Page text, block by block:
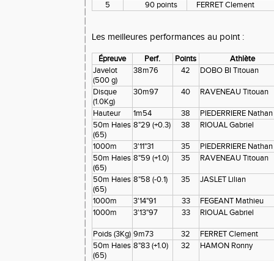
5 90 points FERRET Clement
Les meilleures performances au point :
Épreuve Perf. Points
Athlète
Javelot
(500 g)
38m76 42 DOBO BI Titouan
Disque
(1.0Kg)
30m97 40 RAVENEAU Titouan
Hauteur 1m54 38
PIEDERRIERE Nathan
50m Haies
(65)
8"29 (+0.3) 38 RIOUAL Gabriel
1000m 3'11"31 35
PIEDERRIERE Nathan
50m Haies
(65)
8"59 (+1.0) 35 RAVENEAU Titouan
50m Haies
(65)
8"58 (-0.1) 35 JASLET Lilian
1000m 3'14"91 33
FEGEANT Mathieu
1000m
3'13"97 33 RIOUAL Gabriel
Poids (3Kg) 9m73 32
FERRET Clement
50m Haies
(65)
8"83 (+1.0) 32 HAMON Ronny